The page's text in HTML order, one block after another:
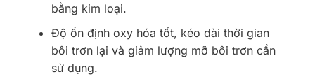
bằng kim loại.
Độ ổn định oxy hóa tốt, kéo dài thời gian
bôi trơn lại và giảm lượng mỡ bôi trơn cần
sử dụng.